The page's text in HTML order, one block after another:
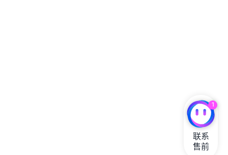
1
联系
售前